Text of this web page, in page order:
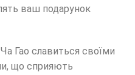
ваш подарунок
Ча Гао славиться своїми
що сприяють